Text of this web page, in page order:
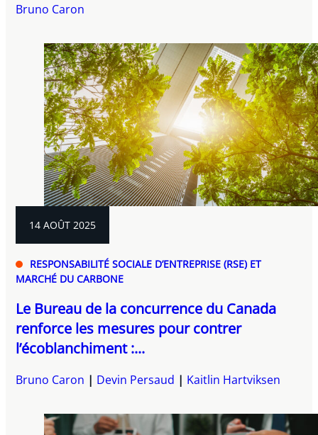
Bruno Caron
14 AOÛT 2025
RESPONSABILITÉ SOCIALE D’ENTREPRISE (RSE) ET
MARCHÉ DU CARBONE
Le Bureau de la concurrence du Canada
renforce les mesures pour contrer
l’écoblanchiment :...
Bruno Caron Devin Persaud Kaitlin Hartviksen